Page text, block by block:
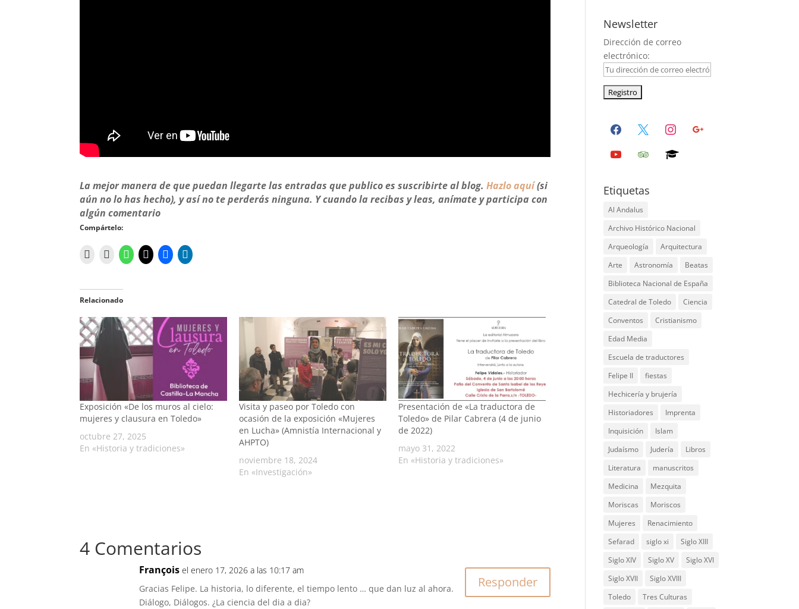
La mejor manera de que puedan llegarte las entradas que publico es suscribirte al blog.Hazlo aquí(si
aún no lo has hecho), y así no te perderás ninguna. Y cuando la recibas y leas, anímate y participa con
algún comentario
Compártelo:
Relacionado
Exposición «De los muros al cielo:
mujeres y clausura en Toledo»
octubre 27, 2025
En «Historia y tradiciones»
Visita y paseo por Toledo con
ocasión de la exposición «Mujeres
en Lucha» (Amnistía Internacional y
AHPTO)
noviembre 18, 2024
En «Investigación»
Presentación de «La traductora de
Toledo» de Pilar Cabrera (4 de junio
de 2022)
mayo 31, 2022
En «Historia y tradiciones»
4 Comentarios
François el enero 17, 2026 a las 10:17 am
Gracias Felipe. La historia, lo diferente, el tiempo lento … que dan luz al ahora.
Diálogo, Diálogos. ¿La ciencia del dia a dia?
Responder
Newsletter
Dirección de correo
electrónico:
facebook instagramgoogle
youtubetripadvisorgraduation-
Etiquetas
Al Andalus
Archivo Histórico Nacional
Arqueología
Arquitectura
Arte
Astronomía
Beatas
Biblioteca Nacional de España
Catedral de Toledo
Ciencia
Conventos
Cristianismo
Edad Media
Escuela de traductores
Felipe II
fiestas
Hechicería y brujería
Historiadores
Imprenta
Inquisición
Islam
Judaísmo
Judería
Libros
Literatura
manuscritos
Medicina
Mezquita
Moriscas
Moriscos
Mujeres
Renacimiento
Sefarad
siglo xi
Siglo XIII
Siglo XIV
Siglo XV
Siglo XVI
Siglo XVII
Siglo XVIII
Toledo
Tres Culturas